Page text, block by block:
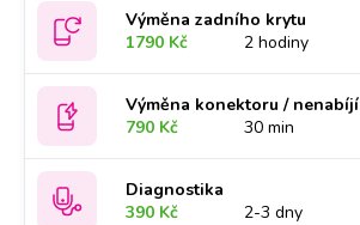
Výměna zadního krytu
1790 Kč
2 hodiny
Výměna konektoru / nenabíjí
790 Kč
30 min
Diagnostika
390 Kč
2-3 dny